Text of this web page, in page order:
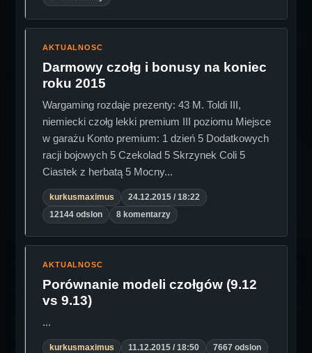
AKTUALNOSC
Darmowy czołg i bonusy na koniec
roku 2015
Wargaming rozdaje prezenty: 43 M. Toldi III,
niemiecki czołg lekki premium III poziomu Miejsce
w garażu Konto premium: 1 dzień 5 Dodatkowych
racji bojowych 5 Czekolad 5 Skrzynek Coli 5
Ciastek z herbatą 5 Mocny...
kurkusmaximus
24.12.2015 / 18:22
12144 odslon
8 komentarzy
AKTUALNOSC
Porównanie modeli czołgów (9.12
vs 9.13)
...
kurkusmaximus 11.12.2015 / 18:50
7667 odslon